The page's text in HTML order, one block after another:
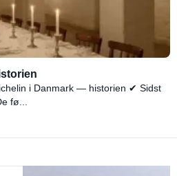
i Danmark — historien ✔ Sidst
fø...